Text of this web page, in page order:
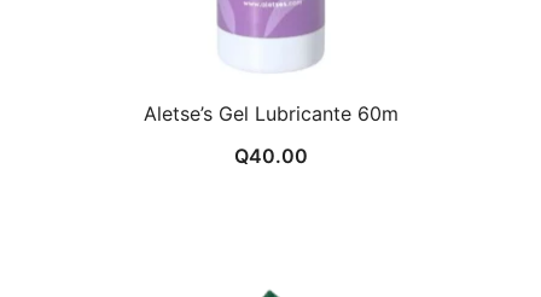
Aletse’s Gel Lubricante 60m
Q40.00